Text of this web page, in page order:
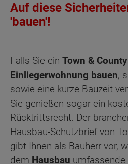
Auf diese
'bauen'!
Falls Sie ein Town &
Einliegerwohnung bauen,
sowie eine kurze Bauzeit
Sie genießen sogar ein
Rücktrittsrecht. Der
Hausbau-Schutzbrief von
gibt Ihnen als Bauherr vor,
dem Hausbau umfassende